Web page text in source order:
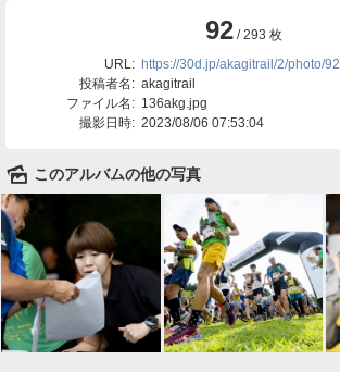
92 / 293 枚
URL: https://30d.jp/akagitrail/2/photo/92
投稿者名: akagitrail
ファイル名: 136akg.jpg
撮影日時: 2023/08/06 07:53:04
🌄 このアルバムの他の写真